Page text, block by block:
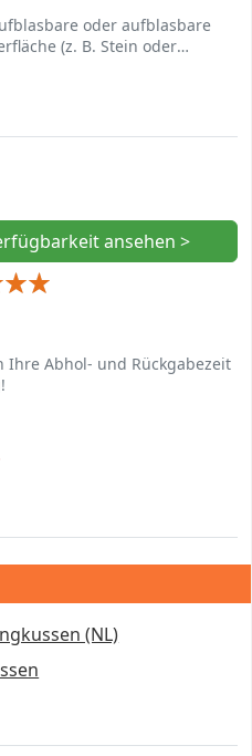
oder aufblasbare
(z. B. Stein oder
ansehen >
Ihre Abhol- und Rückgabezeit
(NL)